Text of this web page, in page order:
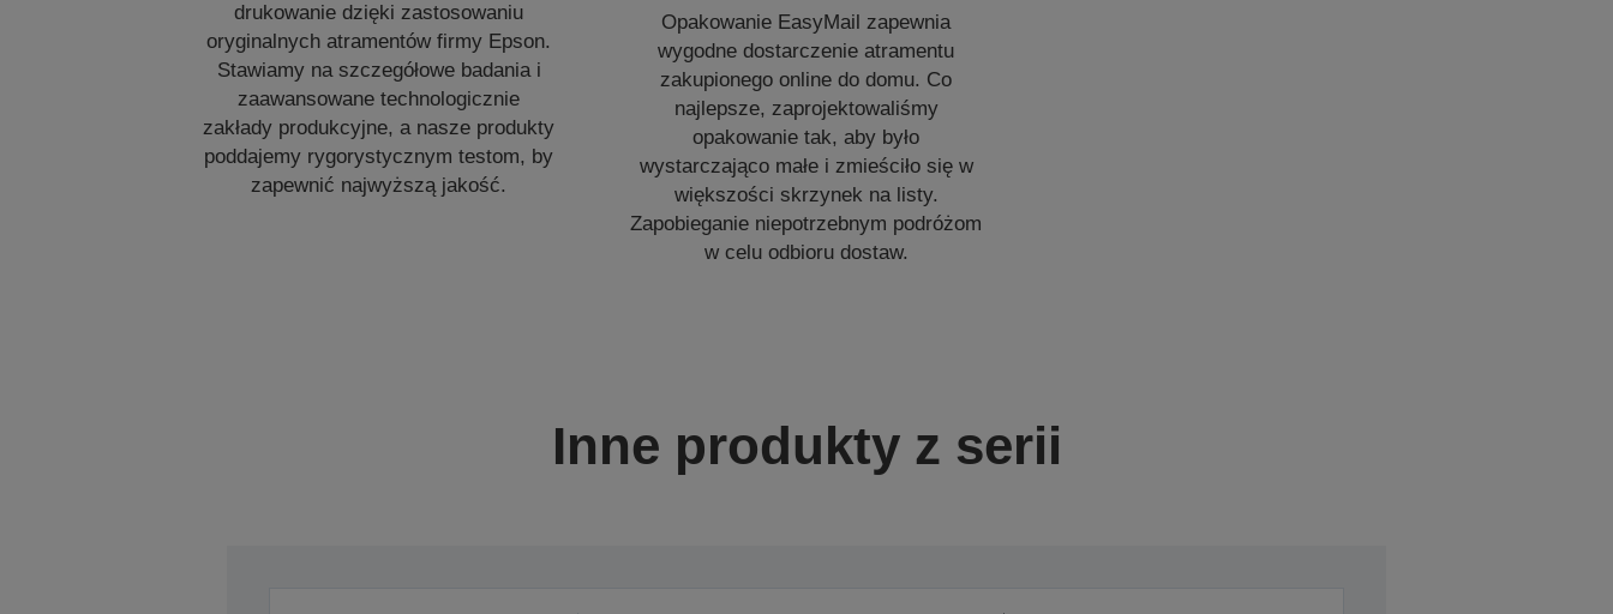
drukowanie dzięki zastosowaniu
oryginalnych atramentów firmy Epson.
Stawiamy na szczegółowe badania i
zaawansowane technologicznie
zakłady produkcyjne, a nasze produkty
poddajemy rygorystycznym testom, by
zapewnić najwyższą jakość.
Opakowanie EasyMail zapewnia
wygodne dostarczenie atramentu
zakupionego online do domu. Co
najlepsze, zaprojektowaliśmy
opakowanie tak, aby było
wystarczająco małe i zmieściło się w
większości skrzynek na listy.
Zapobieganie niepotrzebnym podróżom
w celu odbioru dostaw.
Inne produkty z serii